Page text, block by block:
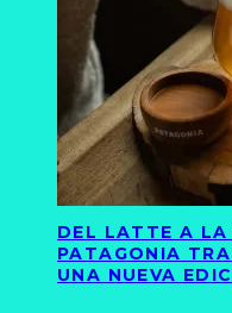
DEL LATTE A LA
PATAGONIA
UNA NUEVA